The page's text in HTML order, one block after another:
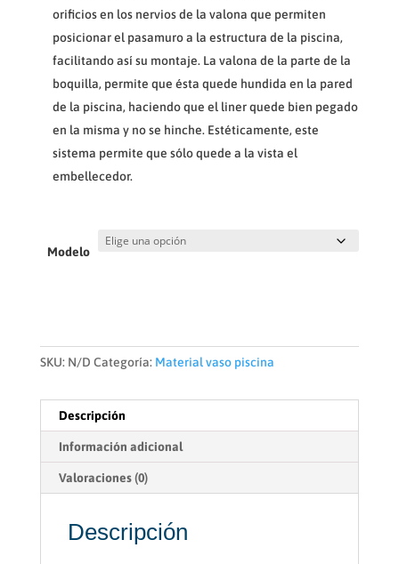
orificios en los nervios de la valona que permiten
posicionar el pasamuro a la estructura de la piscina,
facilitando así su montaje. La valona de la parte de la
boquilla, permite que ésta quede hundida en la pared
de la piscina, haciendo que el liner quede bien pegado
en la misma y no se hinche. Estéticamente, este
sistema permite que sólo quede a la vista el
embellecedor.
Modelo
SKU: N/D Categoría: Material vaso piscina
Descripción
Información adicional
Valoraciones (0)
Descripción